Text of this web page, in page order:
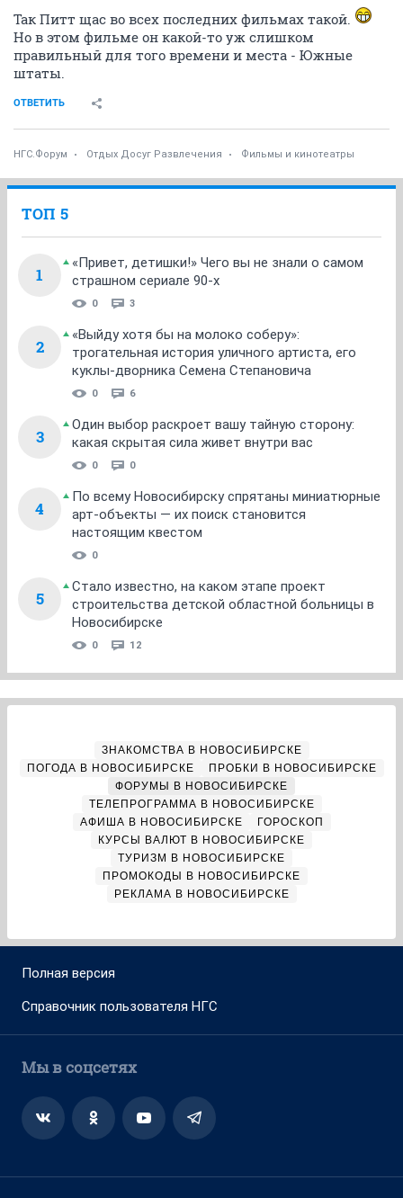
Так Питт щас во всех последних фильмах такой.
Но в этом фильме он какой-то уж слишком
правильный для того времени и места - Южные
штаты.
ОТВЕТИТЬ
НГС.Форум Отдых Досуг Развлечения Фильмы и кинотеатры
ТОП 5
1
«Привет, детишки!» Чего вы не знали о самом
страшном сериале 90-х
0 3
2
«Выйду хотя бы на молоко соберу»:
трогательная история уличного артиста, его
куклы-дворника Семена Степановича
0 6
3
Один выбор раскроет вашу тайную сторону:
какая скрытая сила живет внутри вас
0 0
4
По всему Новосибирску спрятаны миниатюрные
арт-объекты — их поиск становится
настоящим квестом
0
5
Стало известно, на каком этапе проект
строительства детской областной больницы в
Новосибирске
0 12
ЗНАКОМСТВА В НОВОСИБИРСКЕ
ПОГОДА В НОВОСИБИРСКЕ
ПРОБКИ В НОВОСИБИРСКЕ
ФОРУМЫ В НОВОСИБИРСКЕ
ТЕЛЕПРОГРАММА В НОВОСИБИРСКЕ
АФИША В НОВОСИБИРСКЕ
ГОРОСКОП
КУРСЫ ВАЛЮТ В НОВОСИБИРСКЕ
ТУРИЗМ В НОВОСИБИРСКЕ
ПРОМОКОДЫ В НОВОСИБИРСКЕ
РЕКЛАМА В НОВОСИБИРСКЕ
Полная версия
Справочник пользователя НГС
Мы в соцсетях